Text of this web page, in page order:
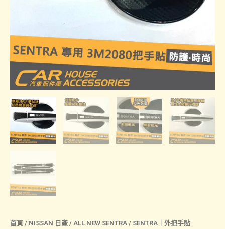
首頁 / NISSAN 日產 / ALL NEW SENTRA / SENTRA｜外把手貼